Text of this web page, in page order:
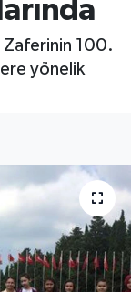
Zaferinin 100.
yönelik